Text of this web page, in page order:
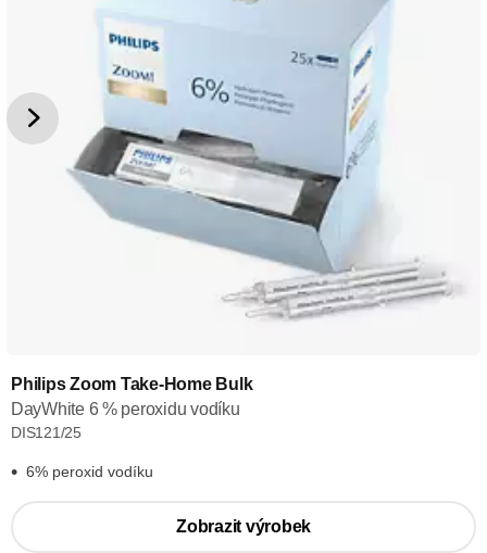
Philips Zoom Take-Home Bulk
DayWhite 6 % peroxidu vodíku
DIS121/25
6% peroxid vodíku
Zobrazit výrobek